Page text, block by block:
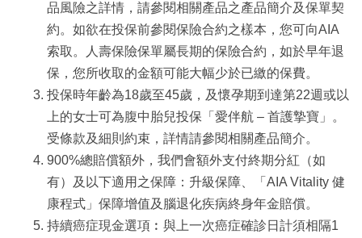
品風險之詳情，請參閱相關產品之產品簡介及保單契
約。如欲在投保前參閱保險合約之樣本，您可向AIA
索取。人壽保險保單屬長期的保險合約，如於早年退
保，您所收取的金額可能大幅少於已繳的保費。
投保時年齡為18歲至45歲，及懷孕期到達第22週或以
上的女士可為腹中胎兒投保「愛伴航 – 首護摯寶」。
受條款及細則約束，詳情請參閱相關產品簡介。
900%總賠償額外，我們會額外支付終期分紅（如
有）及以下適用之保障：升級保障、「AIA Vitality 健
康程式」保障增值及腦退化疾病終身年金賠償。
持續癌症現金選項︰與上一次癌症確診日計須相隔1